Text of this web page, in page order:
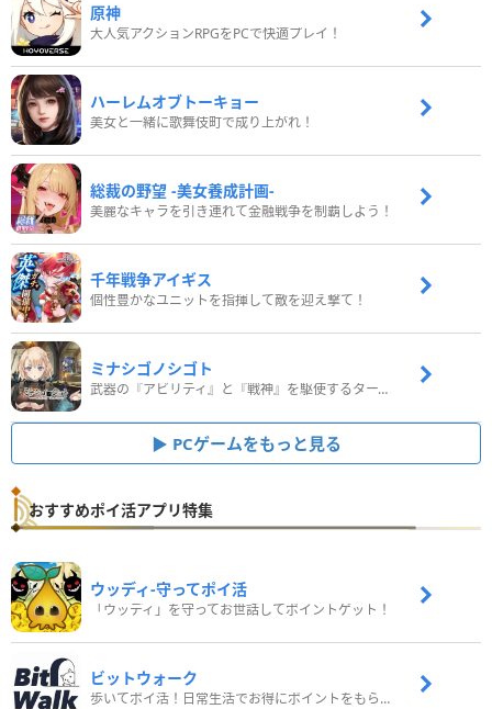
原神
大人気アクションRPGをPCで快適プレイ！
ハーレムオブトーキョー
美女と一緒に歌舞伎町で成り上がれ！
総裁の野望 -美女養成計画-
美麗なキャラを引き連れて金融戦争を制覇しよう！
千年戦争アイギス
個性豊かなユニットを指揮して敵を迎え撃て！
ミナシゴノシゴト
武器の『アビリティ』と『戦神』を駆使するターン制コマンドバトルRPG！
PCゲームをもっと見る
おすすめポイ活アプリ特集
ウッディ‐守ってポイ活
「ウッディ」を守ってお世話してポイントゲット！
ビットウォーク
歩いてポイ活！日常生活でお得にポイントをもらおう